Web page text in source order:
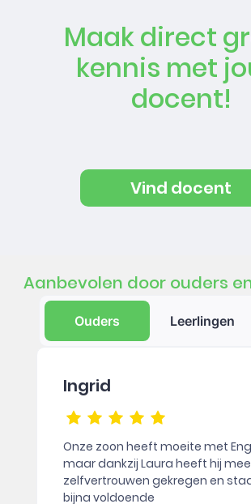
Maak direct
kennis met
docent!
Vind docent
Aanbevolen door ouders
Ouders Leerlingen
Ingrid
Onze zoon heeft moeite met
maar dankzij Laura heeft hij
zelfvertrouwen gekregen en
bijna voldoende